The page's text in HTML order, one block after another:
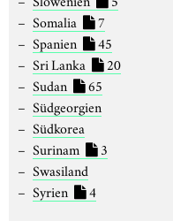
Somalia
7
Spanien
45
Sri Lanka
20
Sudan
65
Südgeorgien
Südkorea
Surinam
3
Swasiland
Syrien
4